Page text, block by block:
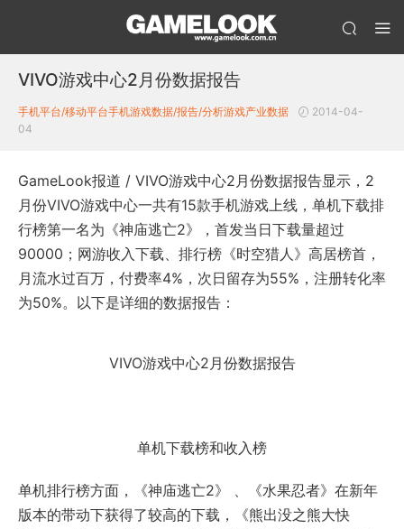
VIVO游戏中心2月份数据报告
手机平台/移动平台手机游戏数据/报告/分析游戏产业数据
2014-04-
04
GameLook报道 / VIVO游戏中心2月份数据报告显示，2
月份VIVO游戏中心一共有15款手机游戏上线，单机下载排
行榜第一名为《神庙逃亡2》，首发当日下载量超过
90000；网游收入下载、排行榜《时空猎人》高居榜首，
月流水过百万，付费率4%，次日留存为55%，注册转化率
为50%。以下是详细的数据报告：
VIVO游戏中心2月份数据报告
单机下载榜和收入榜
单机排行榜方面，《神庙逃亡2》 、《水果忍者》在新年
版本的带动下获得了较高的下载，《熊出没之熊大快